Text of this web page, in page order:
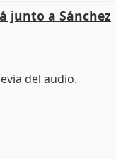
junto a Sánchez